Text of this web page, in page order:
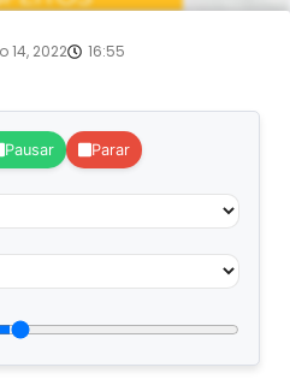
14, 2022 16:55
Pausar Parar